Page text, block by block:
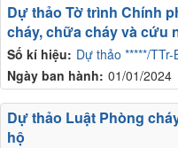
Số kí hiệu: Dự thảo *****/TTr-
Ngày ban hành: 01/01/2024
Dự thảo Tờ trình Chính
cháy, chữa cháy và cứu
Dự thảo Luật Phòng
hộ